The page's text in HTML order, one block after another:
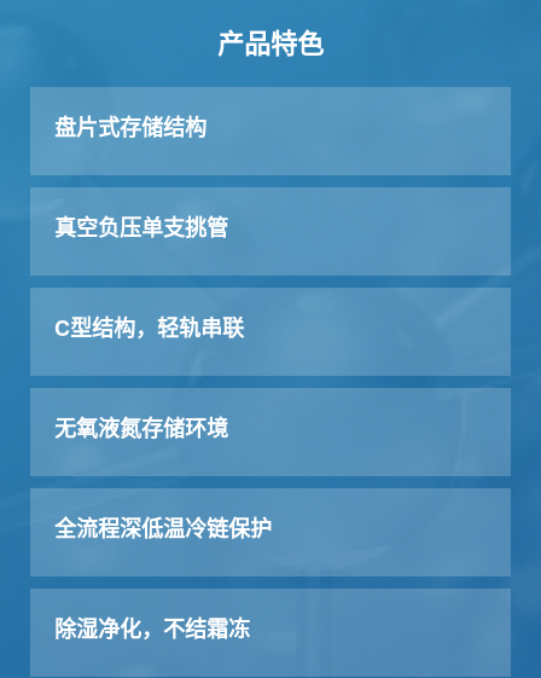
产品特色
盘片式存储结构
真空负压单支挑管
C型结构，轻轨串联
无氧液氮存储环境
全流程深低温冷链保护
除湿净化，不结霜冻